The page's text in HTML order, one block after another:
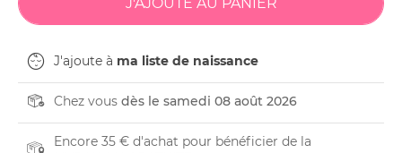
J'ajoute à ma liste de naissance
Chez vous dès le samedi 08 août 2026
Encore 35 € d'achat pour bénéficier de la